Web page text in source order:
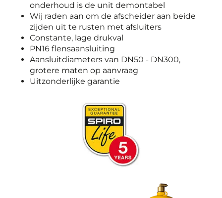
onderhoud is de unit demontabel
Wij raden aan om de afscheider aan beide
zijden uit te rusten met afsluiters
Constante, lage drukval
PN16 flensaansluiting
Aansluitdiameters van DN50 - DN300,
grotere maten op aanvraag
Uitzonderlijke garantie